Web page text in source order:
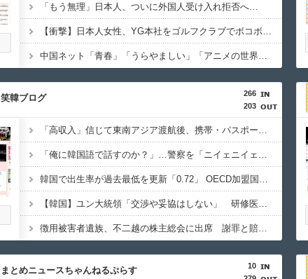
「もう無理」日本人、ついに外国人受け入れ拒否へ…
【衝撃】日本人女性、YG本社をゴルフクラブでボコボコにして現行犯逮捕ｗｗｗ
中国ネット「青春」「うらやましい」「アニメの世界が現実に」
266
203
笑韓ブログ
「高収入」信じて東南アジア渡航後、携帯・パスポート奪われ監禁…韓国人の被害急増
「俺に韓国語で話すのか？」…警察を「ニイェニイェニイェ」とからかう韓国滞在外国人の投稿動画が物議
韓国で出生率が過去最低を更新「0.72」 OECD加盟国で唯一 1を下回る
【韓国】ユン大統領「交渉や妥協はしない」 研修医集団ボイコット受け
徴用被害者遺族、不二越の株主総会に出席 謝罪と賠償求める
10
まとめニュースちゃんねるぷらす